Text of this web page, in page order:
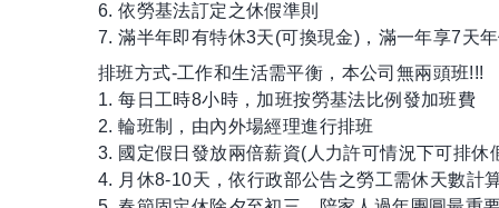
6. 依勞基法訂定之休假準則
7. 滿半年即有特休3天(可換現金)，滿一年享7天
排班方式-工作和生活需平衡，本公司無兩頭班!!!
1. 每日工時8小時，加班按勞基法比例發加班費
2. 輪班制，由內外場經理進行排班
3. 國定假日發放兩倍薪資(人力許可情況下可排休
4. 月休8-10天，依行政部公告之勞工需休天數計